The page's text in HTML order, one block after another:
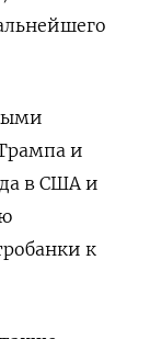
и
в США и
к